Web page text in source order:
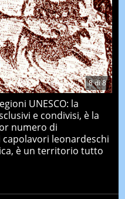
8di8
UNESCO: la
e condivisi, è la
numero di
capolavori leonardeschi
è un territorio tutto